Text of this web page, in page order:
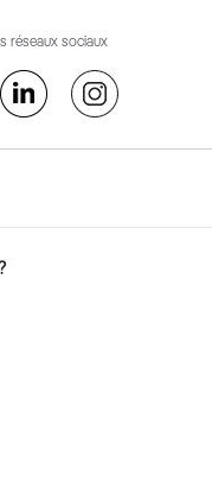
réseaux sociaux
votre opticien